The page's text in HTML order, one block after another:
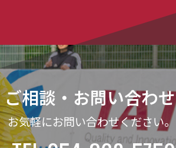
ご相談・お問い合わせ
お気軽にお問い合わせください。